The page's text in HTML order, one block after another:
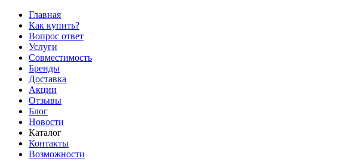
Главная
Как купить?
Вопрос ответ
Услуги
Совместимость
Бренды
Доставка
Акции
Отзывы
Блог
Новости
Каталог
Контакты
Возможности